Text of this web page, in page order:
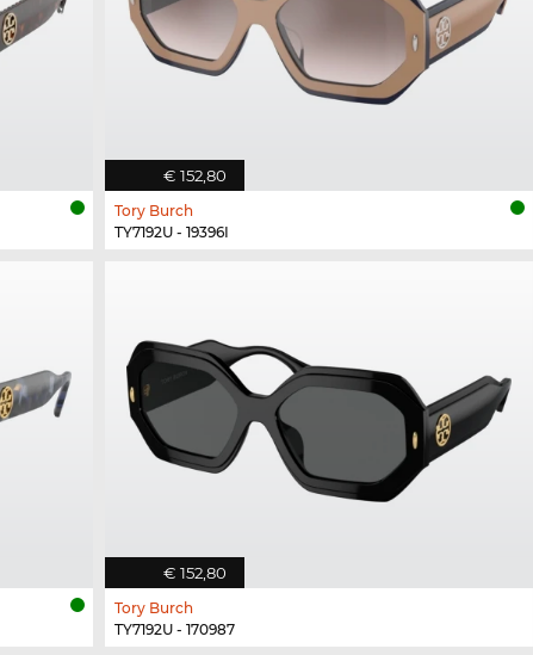
€ 152,80
Tory Burch
TY7192U - 19396I
€ 152,80
Tory Burch
TY7192U - 170987